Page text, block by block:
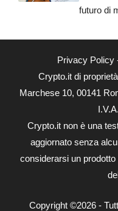
futuro di
Privacy Policy
Crypto.it di
Marchese 10, 00141
Crypto.it non è una
aggiornato senza
considerarsi un
Copyright ©2026 -